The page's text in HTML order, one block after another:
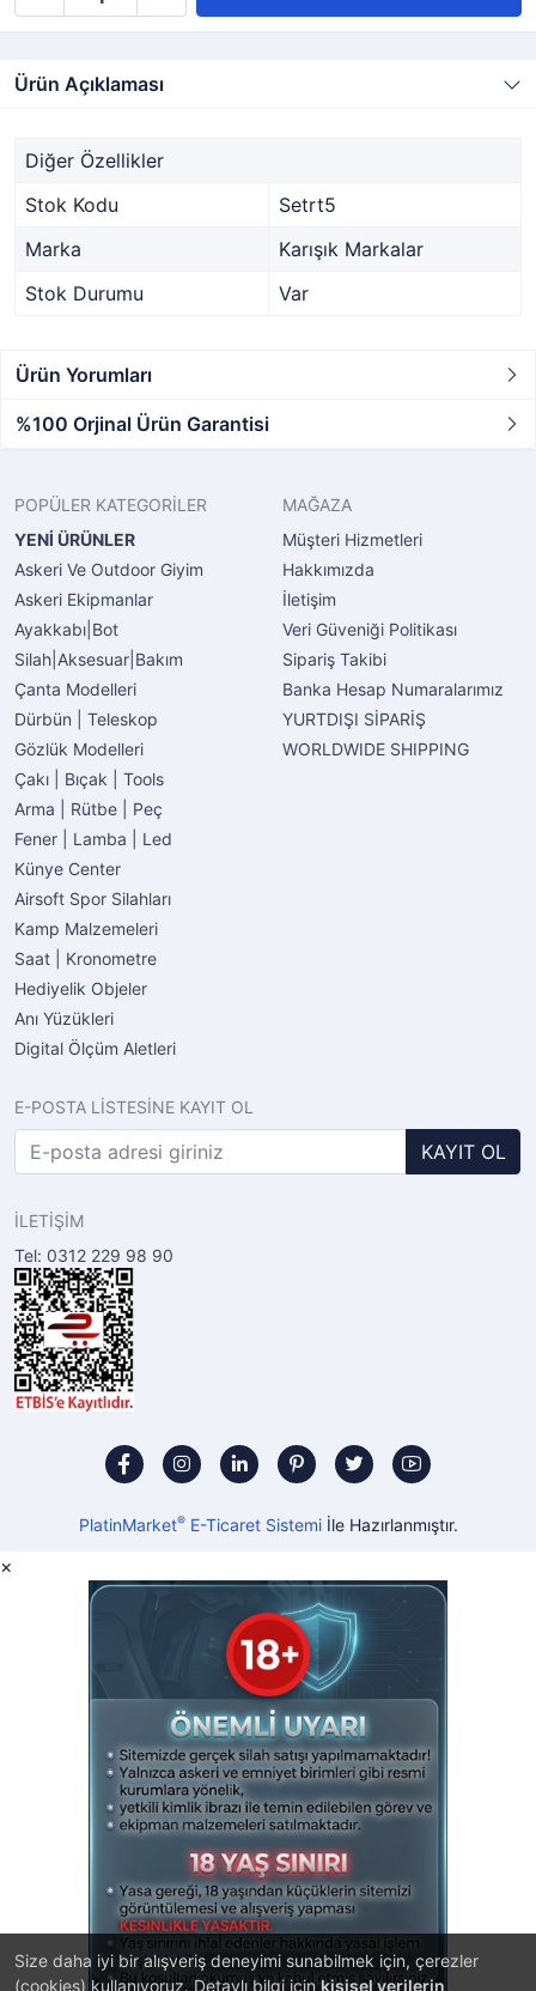
Size daha iyi bir alışveriş deneyimi sunabilmek için, çerezler
(cookies) kullanıyoruz. Detaylı bilgi için kişisel verilerin
Ürün Açıklaması
Diğer Özellikler
Stok Kodu
Setrt5
Marka
Karışık Markalar
Stok Durumu
Var
Ürün Yorumları
%100 Orjinal Ürün Garantisi
POPÜLER KATEGORİLER
YENİ ÜRÜNLER
Askeri Ve Outdoor Giyim
Askeri Ekipmanlar
Ayakkabı|Bot
Silah|Aksesuar|Bakım
Çanta Modelleri
Dürbün | Teleskop
Gözlük Modelleri
Çakı | Bıçak | Tools
Arma | Rütbe | Peç
Fener | Lamba | Led
Künye Center
Airsoft Spor Silahları
Kamp Malzemeleri
Saat | Kronometre
Hediyelik Objeler
Anı Yüzükleri
Digital Ölçüm Aletleri
MAĞAZA
Müşteri Hizmetleri
Hakkımızda
İletişim
Veri Güveniği Politikası
Sipariş Takibi
Banka Hesap Numaralarımız
YURTDIŞI SİPARİŞ
WORLDWIDE SHIPPING
E-POSTA LİSTESİNE KAYIT OL
KAYIT OL
İLETİŞİM
Tel: 0312 229 98 90
PlatinMarket®E-Ticaret Sistemiİle Hazırlanmıştır.
×